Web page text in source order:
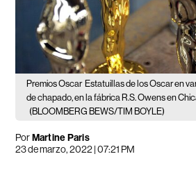
Premios Oscar Estatuillas de los Oscar en
de chapado, en la fábrica R.S. Owens en
(BLOOMBERG BEWS/TIM BOYLE)
PorMartine Paris
23 de marzo, 2022 | 07:21 PM